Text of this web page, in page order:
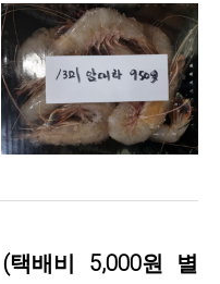
(택배비 5,000원 별